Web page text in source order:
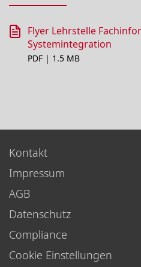
Flyer Lehrstelle
Systemintegration
PDF | 1.5 MB
Kontakt
Impressum
AGB
Datenschutz
Compliance
Cookie Einstellungen